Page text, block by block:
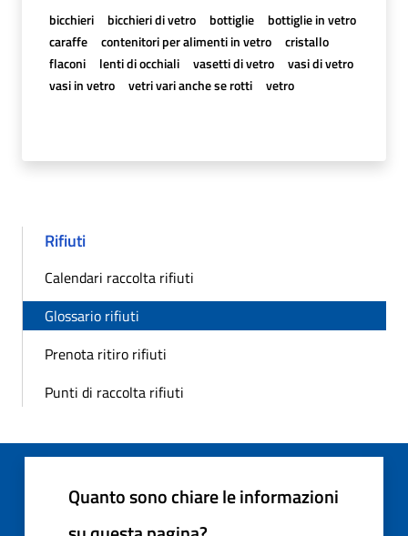
bicchieri bicchieri di vetro bottiglie
bottiglie in vetro
caraffe
contenitori per alimenti in vetro
cristallo
flaconi
lenti di occhiali vasetti di vetro
vasi di vetro
vasi in vetro
vetri vari anche se rotti vetro
Rifiuti
Calendari raccolta rifiuti
Glossario rifiuti
Prenota ritiro rifiuti
Punti di raccolta rifiuti
Quanto sono chiare le informazioni